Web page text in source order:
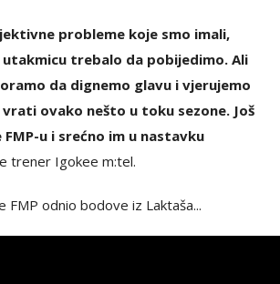
probleme koje smo imali,
utakmicu trebalo da pobijedimo. Ali
da dignemo glavu i vjerujemo
vrati ovako nešto u toku sezone. Još
u i srećno im u nastavku
trener Igokee m:tel.
FMP odnio bodove iz Laktaša...